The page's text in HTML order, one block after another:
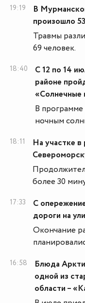
19:19
В
произошло
Травмы
69 человек.
18:40
С 12 по 14
районе
«Солнечные
В
ночным
18:11
На участке
более 30
17:33
С
дороги на
Окончание
16:58
Блюда
одной из
области –